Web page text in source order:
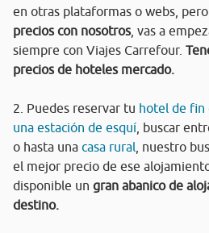
en otras plataformas o webs, pero
precios con nosotros, vas a
siempre con Viajes Carrefour.
precios de hoteles mercado.
2. Puedes reservar tu hotel de fin
una estación de esquí , buscar
o hasta una casa rural , nuestro
el mejor precio de ese
disponible un gran abanico de
destino.